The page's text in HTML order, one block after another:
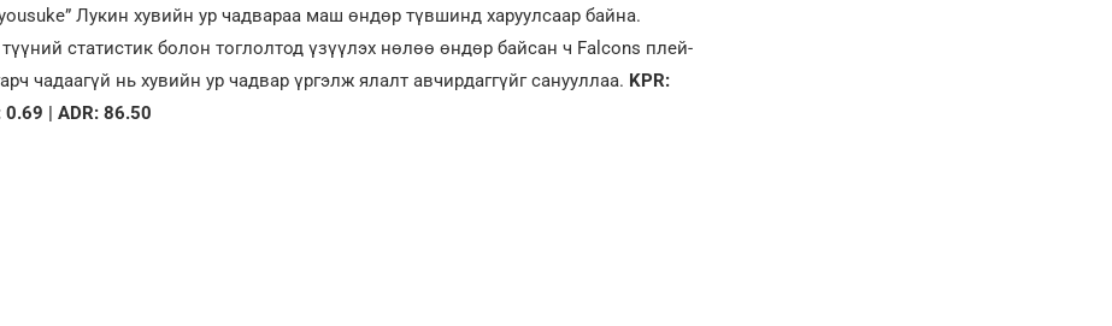
Лукин хувийн ур чадвараа маш өндөр түвшинд харуулсаар байна.
статистик болон тоглолтод үзүүлэх нөлөө өндөр байсан ч Falcons плей-
чадаагүй нь хувийн ур чадвар үргэлж ялалт авчирдаггүйг санууллаа. KPR:
0.69 | ADR: 86.50